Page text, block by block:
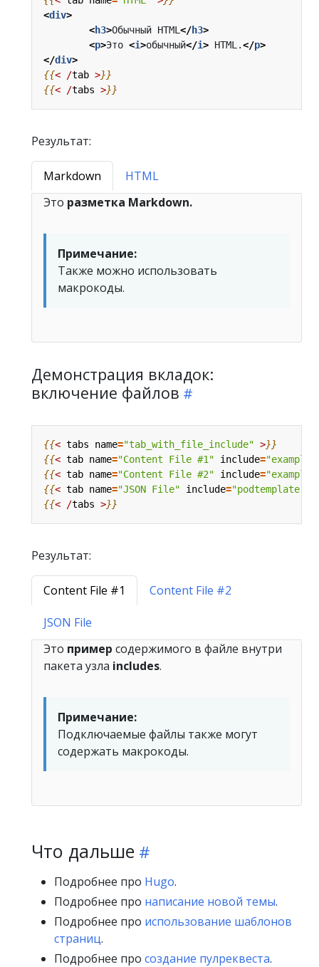
<div>
<h3>Обычный HTML </h3>
<p>Это <i>обычный</i> HTML.</p>
</div>
{{< /tab >}}
{{< /tabs >}}
Результат:
Markdown
HTML
Это разметка Markdown.
Примечание:
Также можно использовать
макрокоды.
Демонстрация вкладок:
включение файлов
{{< tabs name="tab_with_file_include" >}}
{{< tab name="Content File #1" include=
{{< tab name="Content File #2" include=
{{< tab name="JSON File" include="podtemplate"
{{< /tabs >}}
Результат:
Content File #1 Content File #2
JSON File
Это пример содержимого в файле внутри
пакета узла includes.
Примечание:
Подключаемые файлы также могут
содержать макрокоды.
Что дальше
Подробнее про Hugo.
Подробнее про написание новой темы.
Подробнее про использование шаблонов
страниц.
Подробнее про создание пулреквеста.